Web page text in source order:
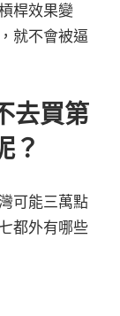
桿效果變
就不會被逼
去買第
？
可能三萬點
都外有哪些